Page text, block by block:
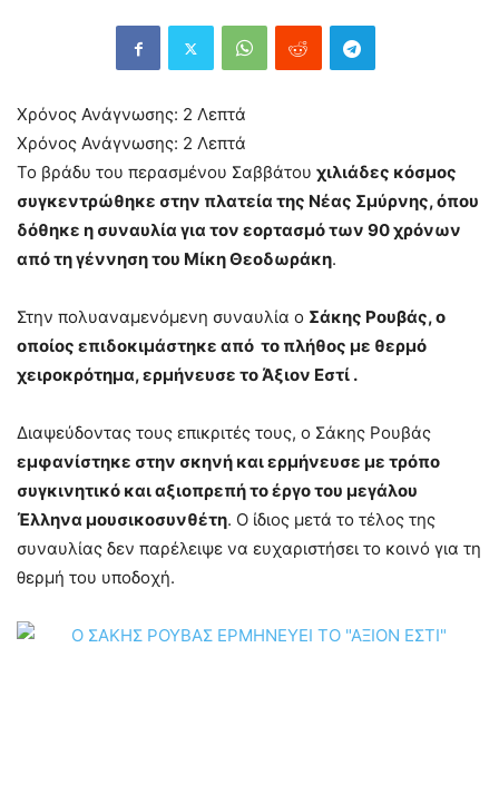
Χρόνος Ανάγνωσης: 2 Λεπτά
Χρόνος Ανάγνωσης: 2 Λεπτά
Το βράδυ του περασμένου Σαββάτου χιλιάδες κόσμος
συγκεντρώθηκε στην πλατεία της Νέας Σμύρνης, όπου
δόθηκε η συναυλία για τον εορτασμό των 90 χρόνων
από τη γέννηση του Μίκη Θεοδωράκη.
Στην πολυαναμενόμενη συναυλία ο Σάκης Ρουβάς, ο
οποίος επιδοκιμάστηκε από το πλήθος με θερμό
χειροκρότημα, ερμήνευσε το Άξιον Εστί .
Διαψεύδοντας τους επικριτές τους, ο Σάκης Ρουβάς
εμφανίστηκε στην σκηνή και ερμήνευσε με τρόπο
συγκινητικό και αξιοπρεπή το έργο του μεγάλου
Έλληνα μουσικοσυνθέτη. Ο ίδιος μετά το τέλος της
συναυλίας δεν παρέλειψε να ευχαριστήσει το κοινό για τη
θερμή του υποδοχή.